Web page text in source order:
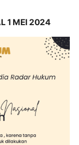
1 MEI 2024